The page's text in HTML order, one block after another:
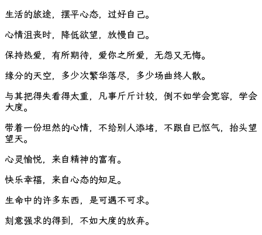
生活的旅途，摆平心态，过好自己。
心情沮丧时，降低欲望，放慢自己。
保持热爱，有所期待，爱你之所爱，无怨又无悔。
缘分的天空，多少次繁华落尽，多少场曲终人散。
与其把得失看得太重，凡事斤斤计较，倒不如学会宽容，学会
大度。
带着一份坦然的心情，不给别人添堵，不跟自已怄气，抬头望
望天。
心灵愉悦，来自精神的富有。
快乐幸福，来自心态的知足。
生命中的许多东西，是可遇不可求。
刻意强求的得到，不如大度的放弃。